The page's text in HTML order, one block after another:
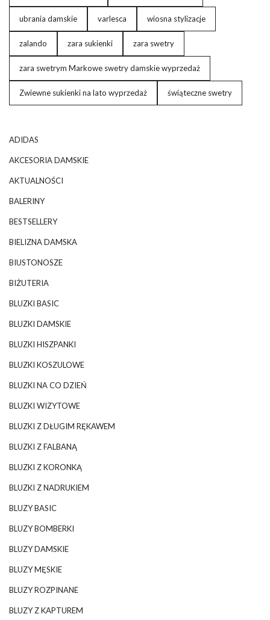
ubrania damskie varlesca wiosna stylizacje
zalando zara sukienki zara swetry
zara swetrym Markowe swetry damskie wyprzedaż
Zwiewne sukienki na lato wyprzedaż świąteczne swetry
ADIDAS
AKCESORIA DAMSKIE
AKTUALNOŚCI
BALERINY
BESTSELLERY
BIELIZNA DAMSKA
BIUSTONOSZE
BIŻUTERIA
BLUZKI BASIC
BLUZKI DAMSKIE
BLUZKI HISZPANKI
BLUZKI KOSZULOWE
BLUZKI NA CO DZIEŃ
BLUZKI WIZYTOWE
BLUZKI Z DŁUGIM RĘKAWEM
BLUZKI Z FALBANĄ
BLUZKI Z KORONKĄ
BLUZKI Z NADRUKIEM
BLUZY BASIC
BLUZY BOMBERKI
BLUZY DAMSKIE
BLUZY MĘSKIE
BLUZY ROZPINANE
BLUZY Z KAPTUREM